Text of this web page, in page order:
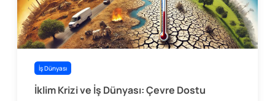
İş Dünyası
İklim Krizi ve İş Dünyası: Çevre Dostu